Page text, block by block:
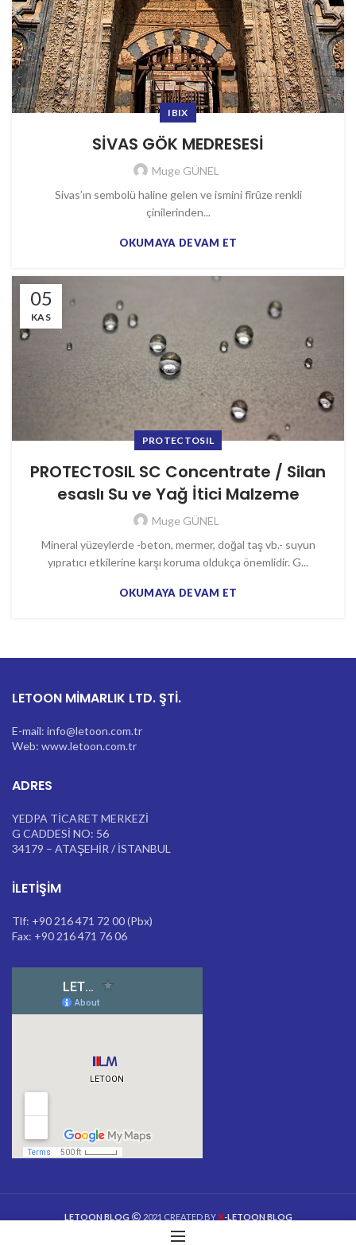
IBIX
SİVAS GÖK MEDRESESİ
Muge GÜNEL
Sivas’ın sembolü haline gelen ve ismini fîrûze renkli
çinilerinden...
OKUMAYA DEVAM ET
05
KAS
PROTECTOSIL
PROTECTOSIL SC Concentrate / Silan
esaslı Su ve Yağ İtici Malzeme
Muge GÜNEL
Mineral yüzeylerde -beton, mermer, doğal taş vb.- suyun
yıpratıcı etkilerine karşı koruma oldukça önemlidir. G...
OKUMAYA DEVAM ET
LETOON MİMARLIK LTD. ŞTİ.
E-mail: info@letoon.com.tr
Web: www.letoon.com.tr
ADRES
YEDPA TİCARET MERKEZİ
G CADDESİ NO: 56
34179 – ATAŞEHİR / İSTANBUL
İLETIŞIM
Tlf: +90 216 471 72 00 (Pbx)
Fax: +90 216 471 76 06
LETOON BLOG 2021 CREATED BYX-LETOON BLOG